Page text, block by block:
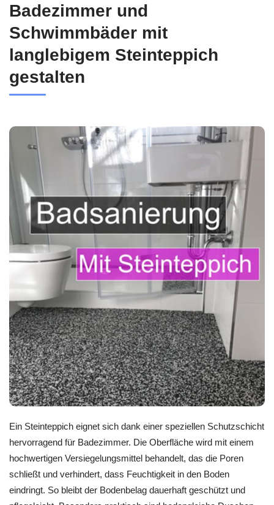
Badezimmer und
Schwimmbäder mit
langlebigem Steinteppich
gestalten
Ein Steinteppich eignet sich dank einer speziellen Schutzschicht
hervorragend für Badezimmer. Die Oberfläche wird mit einem
hochwertigen Versiegelungsmittel behandelt, das die Poren
schließt und verhindert, dass Feuchtigkeit in den Boden
eindringt. So bleibt der Bodenbelag dauerhaft geschützt und